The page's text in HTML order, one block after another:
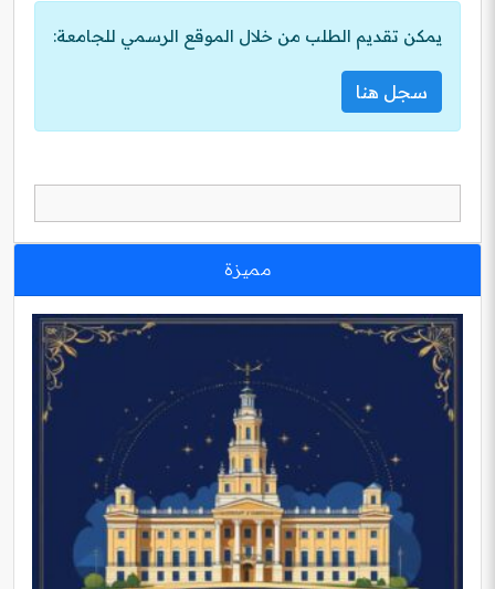
يمكن تقديم الطلب من خلال الموقع الرسمي للجامعة:
سجل هنا
مميزة